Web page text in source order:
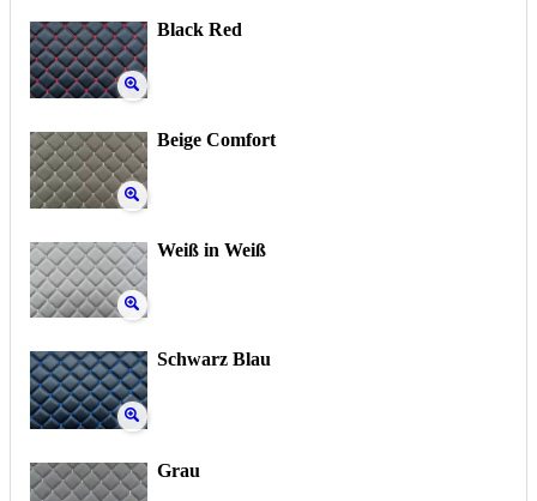
Black Red
Beige Comfort
Weiß in Weiß
Schwarz Blau
Grau